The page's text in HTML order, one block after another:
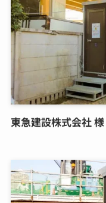
東急建設株式会社 様